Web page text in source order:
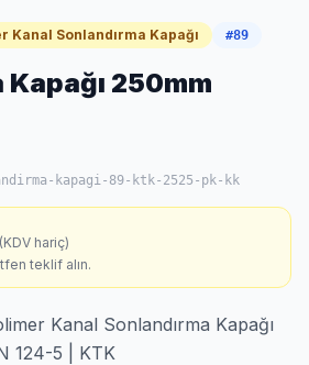
Kanal Sonlandırma Kapağı #89
Kapağı 250mm
kapagi-89-ktk-2525-pk-kk
hariç)
teklif alın.
Kanal Sonlandırma Kapağı
124-5 | KTK